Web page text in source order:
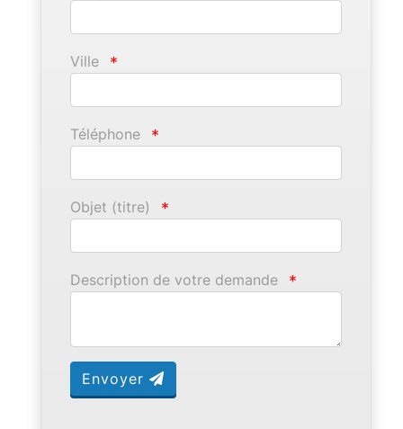
Ville *
Téléphone *
Objet (titre) *
Description de votre demande *
Envoyer